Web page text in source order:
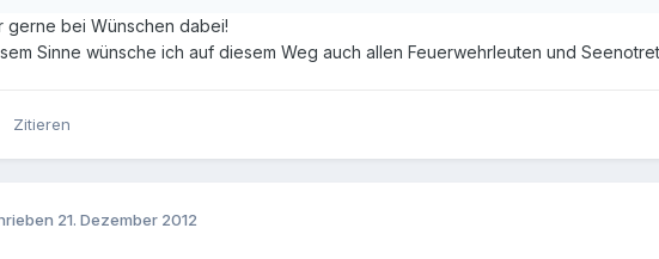
gerne bei Wünschen dabei!
Sinne wünsche ich auf diesem Weg auch allen Feuerwehrleuten und
Zitieren
21. Dezember 2012